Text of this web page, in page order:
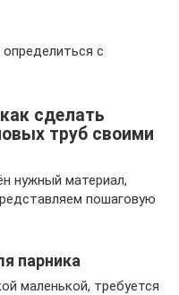
с
сделать
труб своими
нужный материал,
пошаговую
парника
маленькой, требуется